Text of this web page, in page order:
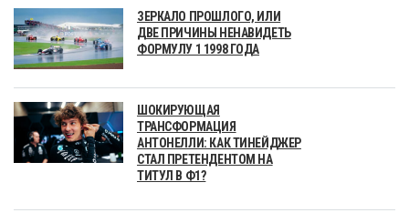
ЗЕРКАЛО ПРОШЛОГО, ИЛИ
ДВЕ ПРИЧИНЫ НЕНАВИДЕТЬ
ФОРМУЛУ 1 1998 ГОДА
ШОКИРУЮЩАЯ
ТРАНСФОРМАЦИЯ
АНТОНЕЛЛИ: КАК ТИНЕЙДЖЕР
СТАЛ ПРЕТЕНДЕНТОМ НА
ТИТУЛ В Ф1?